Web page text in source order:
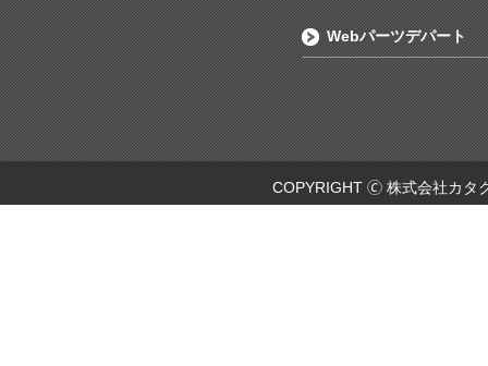
Webパーツデパート
COPYRIGHT 🄫 株式会社カタ